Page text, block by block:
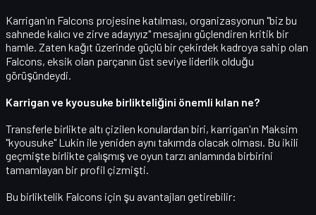
Karrigan'ın Falcons projesine katılması, organizasyonun "biz bu
sahnede kalıcı ve zirve adayıyız" mesajını güçlendiren kritik bir
hamle. Zaten kağıt üzerindegüçlü bir çekirdek kadroya sahip olan
Falcons, eksik olan parçanın üst seviye liderlik olduğu
görüşündeydi.
Karrigan ve kyousuke birlikteliğini önemli kılan ne?
Transferle birlikte altı çizilen konulardan biri, karrigan'ın Maksim
"kyousuke" Lukin ile yeniden aynı takımda olacak olması. Bu ikili
geçmişte birlikte çalışmış veoyun tarzı anlamında birbirini
tamamlayan bir profil çizmişti.
Bu birliktelik Falcons için şu avantajları getirebilir: